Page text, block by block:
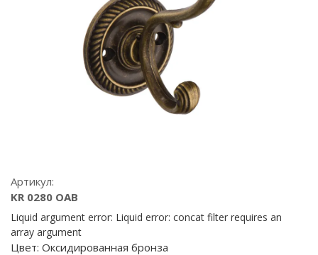
Артикул:
KR 0280 OAB
Liquid argument error: Liquid error: concat filter requires an
array argument
Цвет: Оксидированная бронза